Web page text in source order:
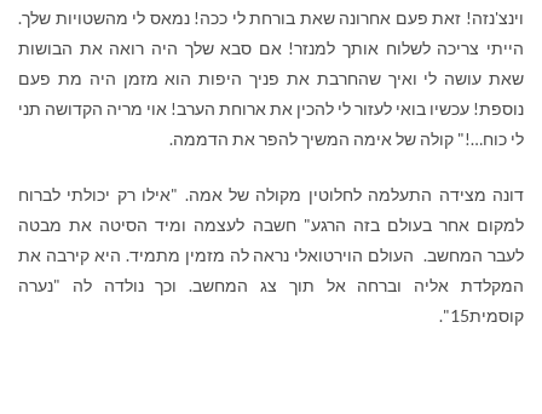
וינצ'נזה! זאת פעם אחרונה שאת בורחת לי ככה! נמאס לי מהשטויות שלך.
הייתי צריכה לשלוח אותך למנזר! אם סבא שלך היה רואה את הבושות
שאת עושה לי ואיך שהחרבת את פניך היפות הוא מזמן היה מת פעם
נוספת! עכשיו בואי לעזור לי להכין את ארוחת הערב! אוי מריה הקדושה תני
לי כוח…!" קולה של אימה המשיך להפר את הדממה.
דונה מצידה התעלמה לחלוטין מקולה של אמה. "אילו רק יכולתי לברוח
למקום אחר בעולם בזה הרגע" חשבה לעצמה ומיד הסיטה את מבטה
לעבר המחשב. העולם הוירטואלי נראה לה מזמין מתמיד. היא קירבה את
המקלדת אליה וברחה אל תוך צג המחשב. וכך נולדה לה "נערה
קוסמית15".